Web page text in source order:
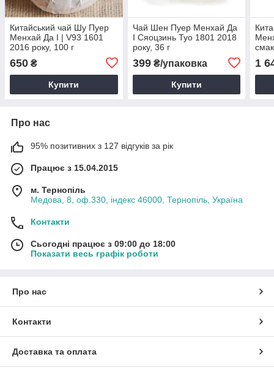
Китайський чай Шу Пуер
Менхай Да І | V93 1601
2016 року, 100 г
650 ₴
Купити
Чай Шен Пуер Менхай Да
І Сяоцзинь Туо 1801 2018
року, 36 г
399₴/упаковка
Купити
1
Про нас
95% позитивних з 127 відгуків за рік
Працює з 15.04.2015
м. Тернопіль
Медова, 8, оф.330, індекс 46000, Тернопіль, Україна
Контакти
Сьогодні працює з 09:00 до 18:00
Показати весь графік роботи
Про нас
Контакти
Доставка та оплата